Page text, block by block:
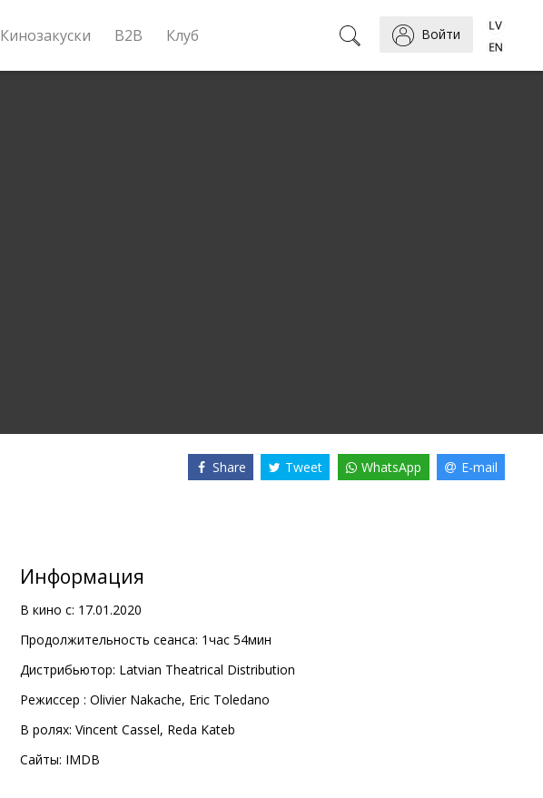
Кинозакуски B2B Клуб Войти
Share Tweet WhatsApp E-mail
Информация
В кино с: 17.01.2020
Продолжительность сеанса: 1час 54мин
Дистрибьютор: Latvian Theatrical Distribution
Pежиссер : Olivier Nakache, Eric Toledano
В ролях: Vincent Cassel, Reda Kateb
Сайты: IMDB